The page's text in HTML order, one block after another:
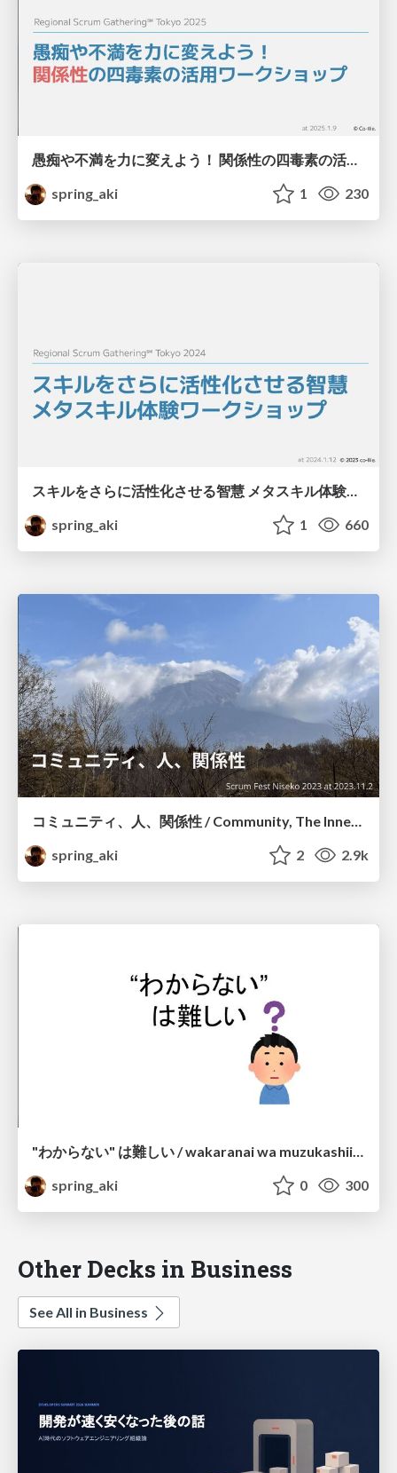
愚痴や不満を力に変えよう！ 関係性の四毒素の活用ワークショップ / 4 Toxins Behaviors of Relationships and the Wishes Behind Them
spring_aki
1 230
spring_aki
1 660
コミュニティ、人、関係性 / Community, The Inner World, Relationships
spring_aki
2 2.9k
"わからない" は難しい / wakaranai wa muzukashii / I know that I know nothing
spring_aki
0 300
Other Decks in Business
See All in Business